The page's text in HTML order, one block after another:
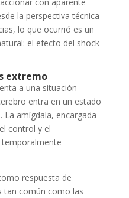
la perspectiva técnica
lo que ocurrió es un
el efecto del shock
extremo
a una situación
entra en un estado
La amígdala, encargada
control y el
respuesta de
tan común como las